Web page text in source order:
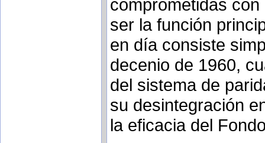
comprometidas
ser la función
en día consiste
decenio de 1960,
del sistema de
su desintegración
la eficacia del